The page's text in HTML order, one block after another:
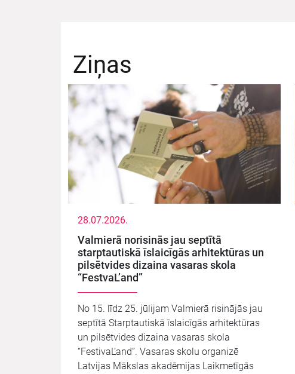
Ziņas
28.07.2026.
Valmierā norisinās jau septītā
starptautiskā īslaicīgās arhitektūras un
pilsētvides dizaina vasaras skola
“FestvaL’and”
No 15. līdz 25. jūlijam Valmierā risinājās jau
septītā Starptautiskā īslaicīgās arhitektūras
un pilsētvides dizaina vasaras skola
“FestivaL’and”. Vasaras skolu organizē
Latvijas Mākslas akadēmijas Laikmetīgās